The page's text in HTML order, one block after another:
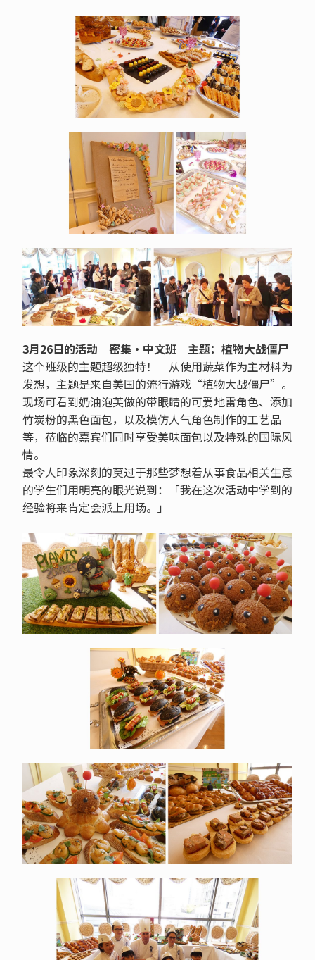
3月26日的活动 密集‧中文班 主题：植物大战僵尸
这个班级的主题超级独特！ 从使用蔬菜作为主材料为
发想，主题是来自美国的流行游戏“植物大战僵尸”。
现场可看到奶油泡芙做的带眼睛的可爱地雷角色、添加
竹炭粉的黑色面包，以及模仿人气角色制作的工艺品
等，莅临的嘉宾们同时享受美味面包以及特殊的国际风
情。
最令人印象深刻的莫过于那些梦想着从事食品相关生意
的学生们用明亮的眼光说到：「我在这次活动中学到的
经验将来肯定会派上用场。」